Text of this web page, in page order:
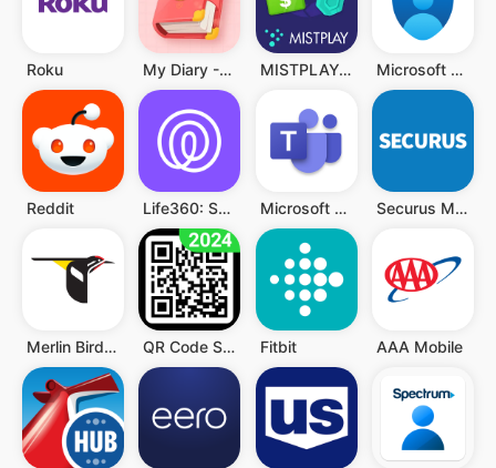
Roku My Diary - Diary With Lock MISTPLAY: Spiele für Belohnung Microsoft Authenticator
Reddit Life360: Standort teilen Microsoft Teams Securus Mobile
Merlin Bird ID von Cornell Lab QR Code Scanner (Deutsch) Fitbit AAA Mobile